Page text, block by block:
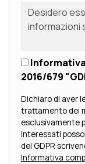
2016/679
Dichiaro di aver
trattamento dei
esclusivamente
interessati
del GDPR
Informativa